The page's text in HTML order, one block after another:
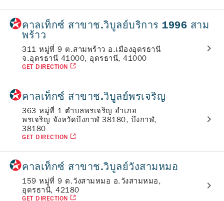
คาลเท็กซ์ สาขาช.วิบูลย์บริการ 1996 สาม
พร้าว
311 หมู่ที่ 9 ต.สามพร้าว อ.เมืองอุดรธานี
จ.อุดรธานี 41000, อุดรธานี, 41000
GET DIRECTION
คาลเท็กซ์ สาขาช.วิบูลย์พรเจริญ
363 หมู่ที่ 1 ตำบลพรเจริญ อำเภอ
พรเจริญ จังหวัดบึงกาฬ 38180, บึงกาฬ,
38180
GET DIRECTION
คาลเท็กซ์ สาขาช.วิบูลย์วังสามหมอ
159 หมู่ที่ 9 ต.วังสามหมอ อ.วังสามหมอ,
อุดรธานี, 42180
GET DIRECTION